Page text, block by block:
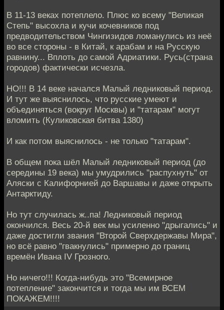
В 11-13 веках потеплело. Плюс ко всему "Великая
Степь" высохла и кучи кочевников под
предводительством Чингизидов ломанулись из неё
во все стороны - в Китай, к арабам и на Русскую
равнину... Вплоть до самой Адриатики. Русь(страна
городов) фактически исчезла.
НО!!! В 14 веке начался Малый ледниковый период.
И тут же выяснилось, что русские умеют и
объединяться (вокруг Москвы) и "татарам" могут
вломить (Куликовская битва 1380)
И как потом выяснилось - не только "татарам".
В общем пока шёл Малый ледниковый период (до
середины 19 века) мы умудрились "распухнуть" от
Аляски с Калифорнией до Варшавы и даже открыть
Антарктиду.
Но тут случилась ж..па! Ледниковый период
окончился. Весь 20-й век мы усиленно "дрыгались" и
даже достигли звания "Второй Сверхдержавы Мира",
но всё равно "гвакнулись" примерно до границ
времён Ивана IV Грозного.
Но ничего!!! Когда-нибудь это "Всемирное
потепление" закончится и тогда мы им ВСЕМ
ПОКАЖЕМ!!!!